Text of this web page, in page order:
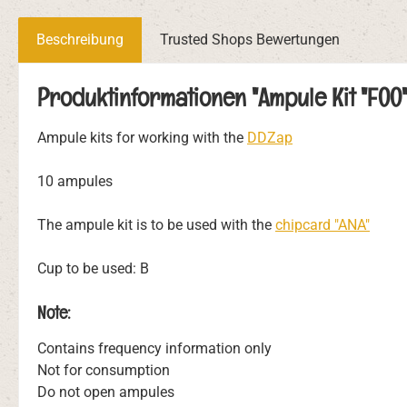
Beschreibung Trusted Shops Bewertungen
Produktinformationen "Ampule Kit
Ampule kits for working with the DDZap
10 ampules
The ampule kit is to be used with the chipcard "ANA"
Cup to be used: B
Note:
Contains frequency information only
Not for consumption
Do not open ampules